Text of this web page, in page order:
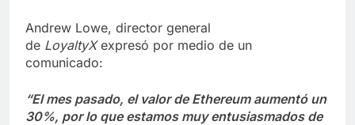
Andrew Lowe, director general
de LoyaltyXexpresó por medio de un
comunicado:
“El mes pasado, el valor de Ethereum aumentó un
30%, por lo que estamos muy entusiasmados de